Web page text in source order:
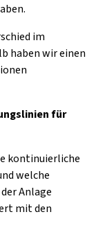
im
haben wir einen
für
kontinuierliche
welche
Anlage
mit den